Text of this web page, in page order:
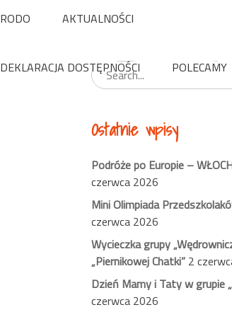
RODO AKTUALNOŚCI
DEKLARACJA DOSTĘPNOŚCI POLECAMY
Ostatnie wpisy
Podróże po Europie –
czerwca 2026
Mini Olimpiada
czerwca 2026
Wycieczka grupy
„Piernikowej Chatki” 2
Dzień Mamy i Taty w grupie
czerwca 2026